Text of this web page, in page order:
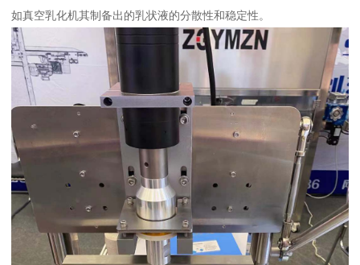
如真空乳化机其制备出的乳状液的分散性和稳定性。